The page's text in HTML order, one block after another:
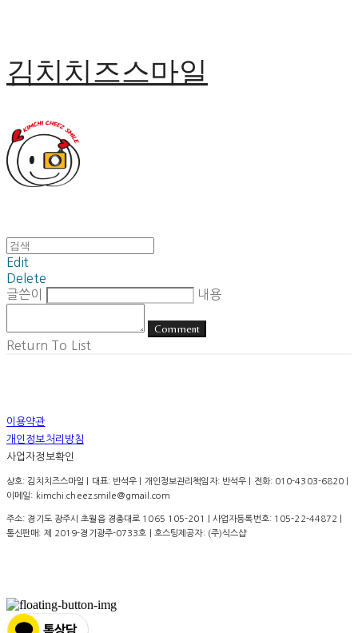
김치치즈스마일
Edit
Delete
글쓴이
내용
Comment
Return To List
이용약관
개인정보처리방침
사업자정보확인
상호: 김치치즈스마일 | 대표: 반석우 | 개인정보관리책임자: 반석우 | 전화: 010-4303-6820 |
이메일: kimchi.cheez.smile@gmail.com
주소: 경기도 광주시 초월읍 경충대로 1065 105-201 | 사업자등록번호: 105-22-44872
통신판매: 제 2019-경기광주-0733호 | 호스팅제공자: (주)식스샵